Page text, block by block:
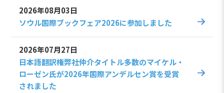
2026年08月03日
ソウル国際ブックフェア2026に参加しました
2026年07月27日
日本語翻訳権弊社仲介タイトル多数のマイケル・
ローゼン氏が2026年国際アンデルセン賞を受賞
されました